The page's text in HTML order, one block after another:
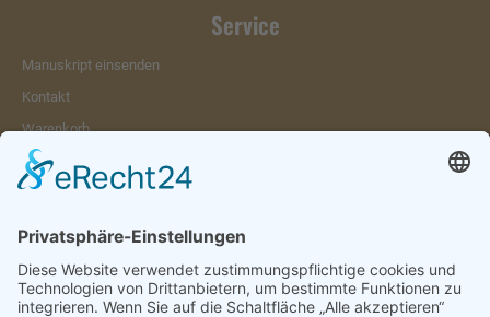
Service
Manuskript einsenden
Kontakt
Warenkorb
Konto
Merkzettel
Vertrag widerrufen